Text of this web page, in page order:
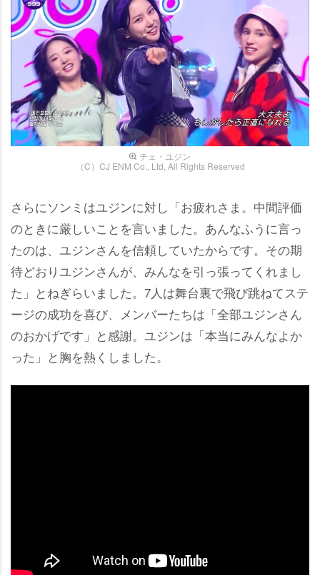
チェ・ユジン
（C）CJ ENM Co., Ltd, All Rights Reserved
さらにソンミはユジンに対し「お疲れさま。中間評価
のときに厳しいことを言いました。あんなふうに言っ
たのは、ユジンさんを信頼していたからです。その期
待どおりユジンさんが、みんなを引っ張ってくれまし
た」とねぎらいました。7人は舞台裏で飛び跳ねてステ
ージの成功を喜び、メンバーたちは「全部ユジンさん
のおかげです」と感謝。ユジンは「本当にみんなよか
った」と胸を熱くしました。